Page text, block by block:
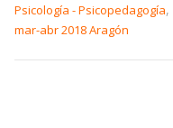
Psicología - Psicopedagogía,
mar-abr 2018 Aragón